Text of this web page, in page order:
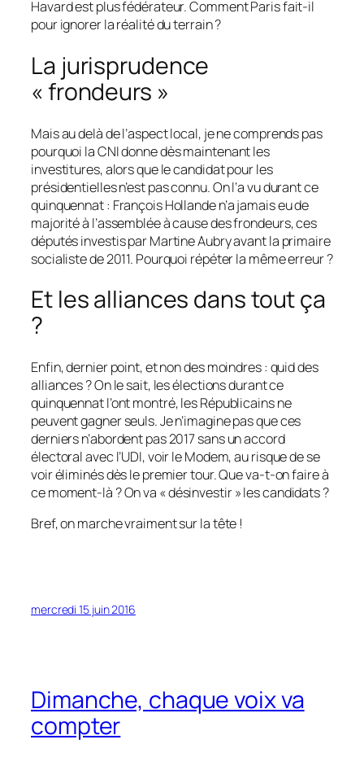
Havard est plus fédérateur. Comment Paris fait-il
pour ignorer la réalité du terrain ?
La jurisprudence
« frondeurs »
Mais au delà de l’aspect local, je ne comprends pas
pourquoi la CNI donne dès maintenant les
investitures, alors que le candidat pour les
présidentielles n’est pas connu. On l’a vu durant ce
quinquennat : François Hollande n’a jamais eu de
majorité à l’assemblée à cause des frondeurs, ces
députés investis par Martine Aubry avant la primaire
socialiste de 2011. Pourquoi répéter la même erreur ?
Et les alliances dans tout ça
?
Enfin, dernier point, et non des moindres : quid des
alliances ? On le sait, les élections durant ce
quinquennat l’ont montré, les Républicains ne
peuvent gagner seuls. Je n’imagine pas que ces
derniers n’abordent pas 2017 sans un accord
électoral avec l’UDI, voir le Modem, au risque de se
voir éliminés dès le premier tour. Que va-t-on faire à
ce moment-là ? On va « désinvestir »les candidats ?
Bref, on marche vraiment sur la tête !
mercredi 15 juin 2016
Dimanche, chaque voix va
compter